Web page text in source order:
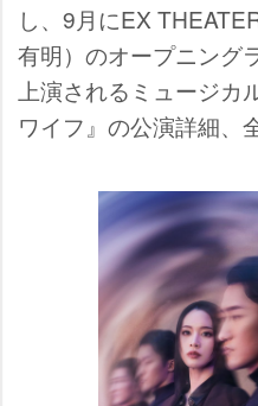
し、9月にEX
有明）のオープニング
上演されるミュージカ
ワイフ』の公演詳細、